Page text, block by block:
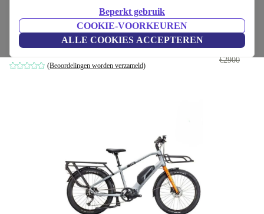
Beperkt gebruik
COOKIE-VOORKEUREN
ALLE COOKIES ACCEPTEREN
Conor WRC Porto (2024)
wit | 54 cm | < 100 km
(Beoordelingen worden verzameld)
€2320
€2900